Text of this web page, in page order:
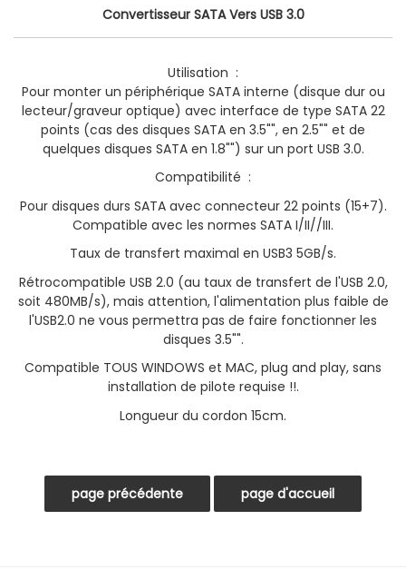
Convertisseur SATA Vers USB 3.0
Utilisation :
Pour monter un périphérique SATA interne (disque dur ou
lecteur/graveur optique) avec interface de type SATA 22
points (cas des disques SATA en 3.5"", en 2.5"" et de
quelques disques SATA en 1.8"") sur un port USB 3.0.
Compatibilité :
Pour disques durs SATA avec connecteur 22 points (15+7).
Compatible avec les normes SATA I/II//III.
Taux de transfert maximal en USB3 5GB/s.
Rétrocompatible USB 2.0 (au taux de transfert de l'USB 2.0,
soit 480MB/s), mais attention, l'alimentation plus faible de
l'USB2.0 ne vous permettra pas de faire fonctionner les
disques 3.5"".
Compatible TOUS WINDOWS et MAC, plug and play, sans
installation de pilote requise !!.
Longueur du cordon 15cm.